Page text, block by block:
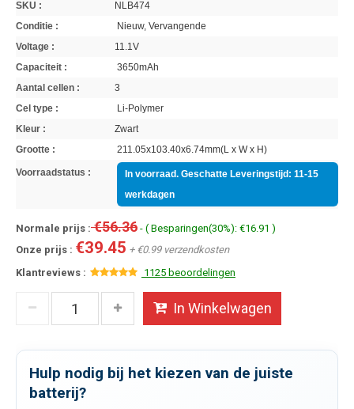
SKU :
NLB474
Conditie :
Nieuw, Vervangende
Voltage :
11.1V
Capaciteit :
3650mAh
Aantal cellen :
3
Cel type :
Li-Polymer
Kleur :
Zwart
Grootte :
211.05x103.40x6.74mm(L x W x H)
Voorraadstatus :
In voorraad. Geschatte Leveringstijd: 11-15
werkdagen
Normale prijs :€56.36 - ( Besparingen(30%): €16.91 )
Onze prijs : €39.45 + €0.99 verzendkosten
Klantreviews :
1125 beoordelingen
In Winkelwagen
Hulp nodig bij het kiezen van de juiste
batterij?